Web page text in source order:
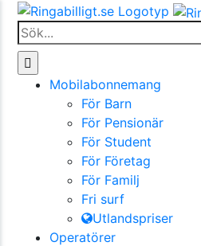
Fortsätt
innehållet
Sök
efter:
Mobilabonnemang
För Barn
För Pensionär
För Student
För Företag
För Familj
Fri surf
Utlandspriser
Operatörer